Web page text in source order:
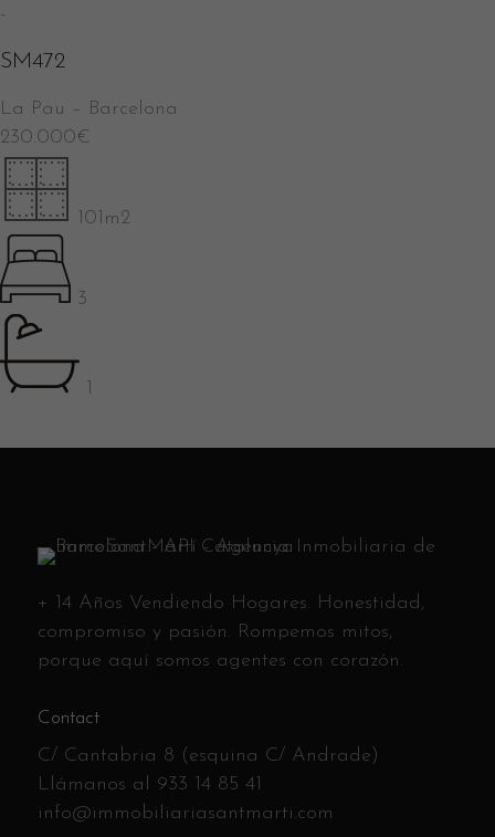
-
SM472
La Pau – Barcelona
230.000€
101m2
3
1
+ 14 Años Vendiendo Hogares. Honestidad,
compromiso y pasión. Rompemos mitos,
porque aquí somos agentes con corazón.
Contact
C/ Cantabria 8 (esquina C/ Andrade)
Llámanos al 933 14 85 41
info@immobiliariasantmarti.com